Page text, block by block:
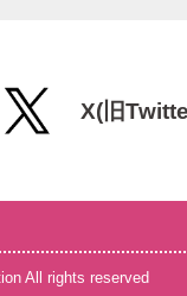
X(旧
All rights reserved